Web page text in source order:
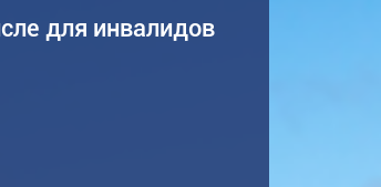
для инвалидов